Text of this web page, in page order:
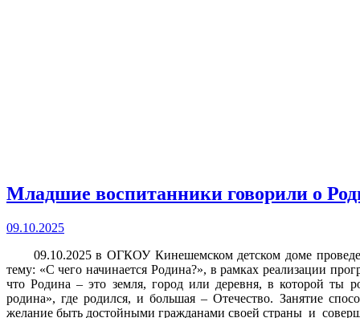
Младшие воспитанники говорили о
09.10.2025
09.10.2025 в ОГКОУ Кинешемском детском доме
тему: «С чего начинается Родина?», в рамках реализации
что Родина – это земля, город или деревня, в которой ты
родина», где родился, и большая – Отечество. Занятие
желание быть достойными гражданами своей страны и